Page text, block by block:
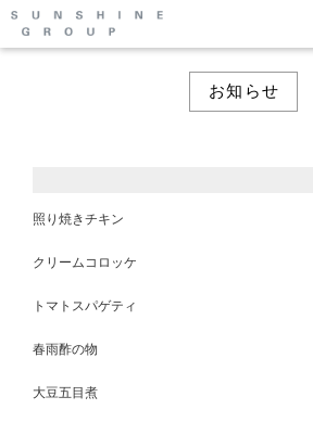
お知らせ
照り焼きチキン
クリームコロッケ
トマトスパゲティ
春雨酢の物
大豆五目煮